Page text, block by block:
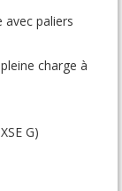
avec paliers
charge à
G)